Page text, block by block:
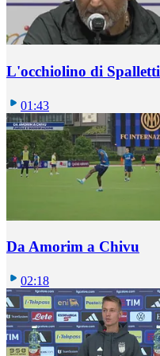
L'occhiolino di Spalletti
01:43
Da Amorim a Chivu
02:18